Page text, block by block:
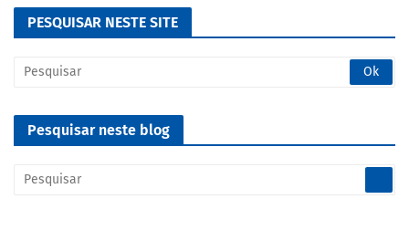
PESQUISAR NESTE SITE
Pesquisar neste blog